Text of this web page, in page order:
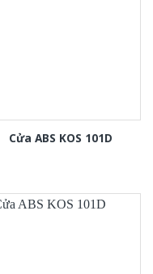
Cửa ABS KOS 101D